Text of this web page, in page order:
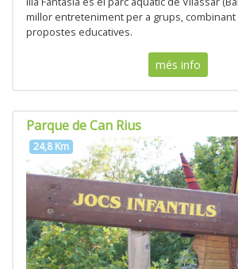
millor entreteniment per a grups, combinant
propostes educatives.
més info
Parque de Can Rius
24,8 Km